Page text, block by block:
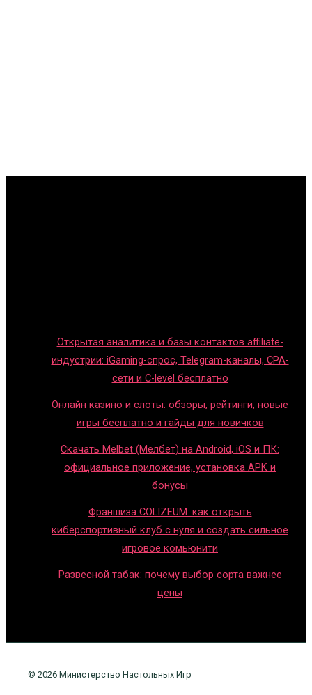
Открытая аналитика и базы контактов affiliate-
индустрии: iGaming-спрос, Telegram-каналы, CPA-
сети и C-level бесплатно
Онлайн казино и слоты: обзоры, рейтинги, новые
игры бесплатно и гайды для новичков
Скачать Melbet (Мелбет) на Android, iOS и ПК:
официальное приложение, установка APK и
бонусы
Франшиза COLIZEUM: как открыть
киберспортивный клуб с нуля и создать сильное
игровое комьюнити
Развесной табак: почему выбор сорта важнее
цены
© 2026 Министерство Настольных Игр